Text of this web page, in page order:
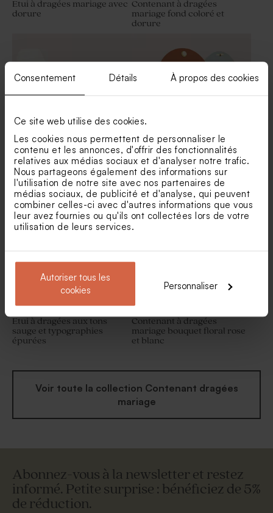
Consentement Détails À propos des cookies
Ce site web utilise des cookies.
Les cookies nous permettent de personnaliser le
contenu et les annonces, d'offrir des fonctionnalités
relatives aux médias sociaux et d'analyser notre trafic.
Nous partageons également des informations sur
l'utilisation de notre site avec nos partenaires de
médias sociaux, de publicité et d'analyse, qui peuvent
combiner celles-ci avec d'autres informations que vous
leur avez fournies ou qu'ils ont collectées lors de votre
utilisation de leurs services.
Autoriser tous les
cookies
Personnaliser
Sucette mariage bleue et
blanche
Sucette mariage arc-en-ciel
Etui à dragées mariage avec
dorure
Contenant à dragées
mariage fond coloré et
dorure
Boite à dragées mariage
avec dorure
Contenant à dragées
mariage minimaliste photo
unique
Etui à dragées aux tons
sauge et typographies
épurées
Contenant à dragées
mariage bouquet floral rose
et blanc
Voir toute la collection Contenant dragées
mariage
Abonnez-vous à la newsletter et restez
informé. Petite surprise : bénéficiez de 5%
de réduction.